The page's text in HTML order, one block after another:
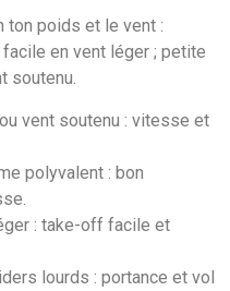
ton poids et le vent :
en vent léger ; petite
soutenu.
vent soutenu : vitesse et
polyvalent : bon
: take-off facile et
lourds : portance et vol